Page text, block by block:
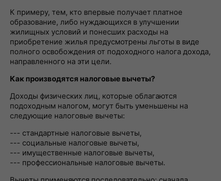
К примеру, тем, кто впервые получает платное
образование, либо нуждающихся в улучшении
жилищных условий и понесших расходы на
приобретение жилья предусмотрены льготы в виде
полного освобождения от подоходного налога дохода,
направленного на эти цели.
Как производятся налоговые вычеты?
Доходы физических лиц, которые облагаются
подоходным налогом, могут быть уменьшены на
следующие налоговые вычеты:
--- стандартные налоговые вычеты,
--- социальные налоговые вычеты,
--- имущественные налоговые вычеты,
--- профессиональные налоговые вычеты.